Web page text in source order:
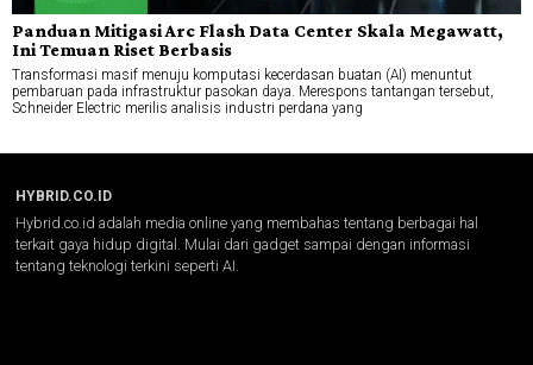
Panduan Mitigasi Arc Flash Data Center Skala Megawatt,
Ini Temuan Riset Berbasis
Transformasi masif menuju komputasi kecerdasan buatan (AI) menuntut
pembaruan pada infrastruktur pasokan daya. Merespons tantangan tersebut,
Schneider Electric merilis analisis industri perdana yang
HYBRID.CO.ID
Hybrid.co.id adalah media online yang membahas tentang berbagai hal
terkait gaya hidup digital. Mulai dari gadget sampai dengan informasi
tentang teknologi terkini seperti AI.